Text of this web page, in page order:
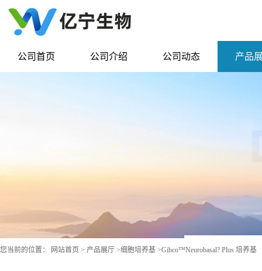
公司首页 公司介绍 公司动态 产品
您当前的位置： 网站首页 > 产品展厅 >细胞培养基 >Gibco™Neurobasal? Plus 培养基